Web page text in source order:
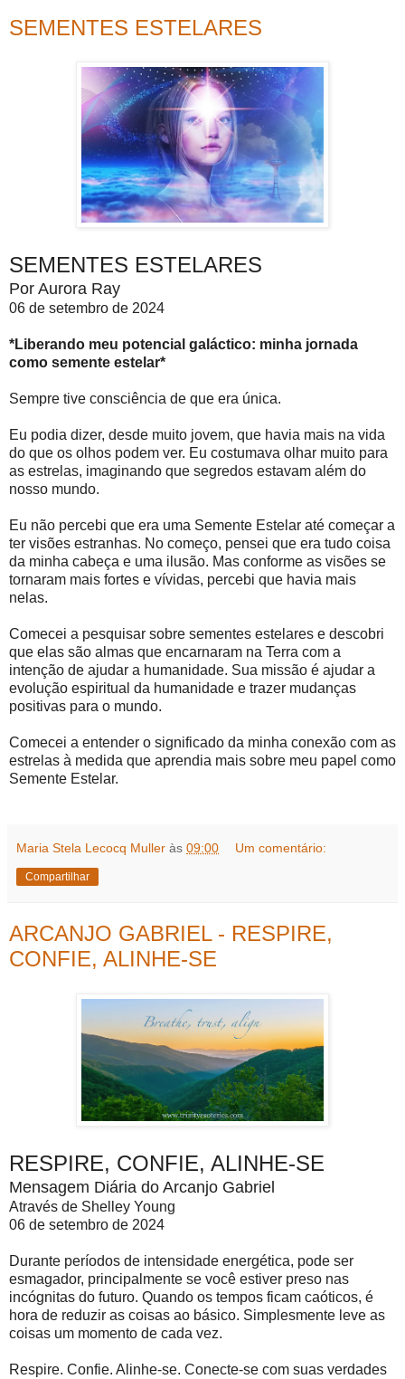
SEMENTES ESTELARES
SEMENTES ESTELARES
Por Aurora Ray
06 de setembro de 2024
*Liberando meu potencial galáctico: minha jornada
como semente estelar*
Sempre tive consciência de que era única.
Eu podia dizer, desde muito jovem, que havia mais na vida
do que os olhos podem ver. Eu costumava olhar muito para
as estrelas, imaginando que segredos estavam além do
nosso mundo.
Eu não percebi que era uma Semente Estelar até começar a
ter visões estranhas. No começo, pensei que era tudo coisa
da minha cabeça e uma ilusão. Mas conforme as visões se
tornaram mais fortes e vívidas, percebi que havia mais
nelas.
Comecei a pesquisar sobre sementes estelares e descobri
que elas são almas que encarnaram na Terra com a
intenção de ajudar a humanidade. Sua missão é ajudar a
evolução espiritual da humanidade e trazer mudanças
positivas para o mundo.
Comecei a entender o significado da minha conexão com as
estrelas à medida que aprendia mais sobre meu papel como
Semente Estelar.
Maria Stela Lecocq Muller às 09:00 Um comentário:
Compartilhar
ARCANJO GABRIEL - RESPIRE,
CONFIE, ALINHE-SE
RESPIRE, CONFIE, ALINHE-SE
Mensagem Diária do Arcanjo Gabriel
Através de Shelley Young
06 de setembro de 2024
Durante períodos de intensidade energética, pode ser
esmagador, principalmente se você estiver preso nas
incógnitas do futuro. Quando os tempos ficam caóticos, é
hora de reduzir as coisas ao básico. Simplesmente leve as
coisas um momento de cada vez.
Respire. Confie. Alinhe-se. Conecte-se com suas verdades